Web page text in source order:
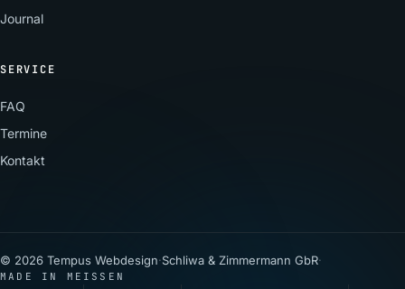
Journal
SERVICE
FAQ
Termine
Kontakt
© 2026 Tempus Webdesign·Schliwa & Zimmermann GbR·
MADE IN MEISSEN